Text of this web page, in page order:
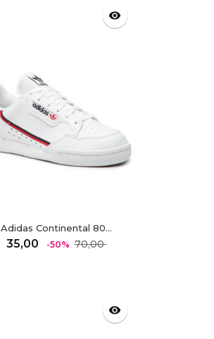
visibility
Adidas Continental 80...
35,00
Regulärer
-50% 70,00Preis
visibility